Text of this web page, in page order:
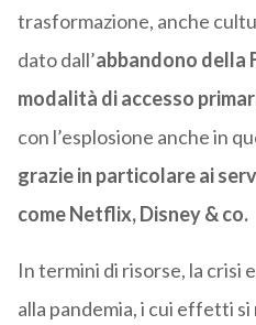
trasformazione, anche
dato dall’abbandono della
modalità di accesso
con l’esplosione anche in
grazie in particolare ai
come Netflix, Disney & co.
In termini di risorse, la crisi
alla pandemia, i cui effetti